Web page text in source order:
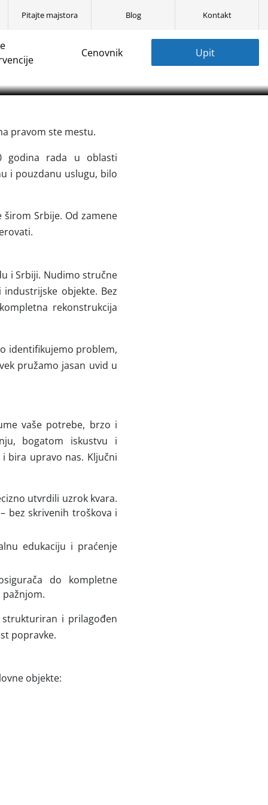
Pitajte majstora Blog Kontakt
Cenovnik Upit
Hitne
pravom ste mestu.
godina rada u oblasti
i pouzdanu uslugu, bilo
Srbije. Od zamene
i Srbiji. Nudimo stručne
objekte. Bez
rekonstrukcija
identifikujemo problem,
pružamo jasan uvid u
vaše potrebe, brzo i
bogatom iskustvu i
bira upravo nas. Ključni
utvrdili uzrok kvara.
bez skrivenih troškova i
edukaciju i praćenje
do kompletne
i prilagođen
popravke.
objekte: